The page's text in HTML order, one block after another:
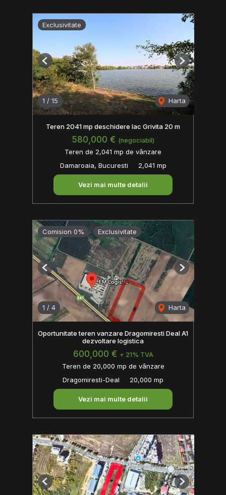
Exclusivitate
1 / 15 Harta
Previous Next
Teren 2041 mp deschidere lac Grivita 20 m
580,000 € (negociabil)
Teren de 2,041 mp de vânzare
Damaroaia, Bucuresti
2,041 mp
Vezi mai multe detalii
Comision 0% Exclusivitate
1 / 4 Harta
Previous Next
Oportunitate teren vanzare Dragomiresti Deal A1
dezvoltare logistica
600,000 € + 21% TVA
Teren de 20,000 mp de vânzare
Dragomiresti-Deal
20,000 mp
Vezi mai multe detalii
Previous Next